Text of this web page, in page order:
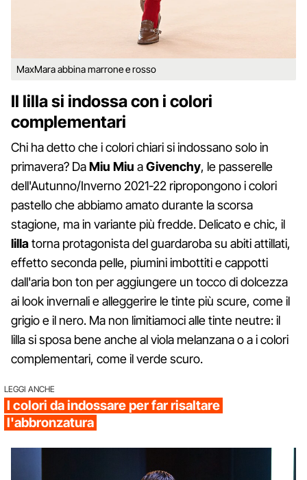
MaxMara abbina marrone e rosso
Il lilla si indossa con i colori
complementari
Chi ha detto che i colori chiari si indossano solo in
primavera? DaMiu Miu aGivenchy, le passerelle
dell'Autunno/Inverno 2021-22 ripropongono i colori
pastello che abbiamo amato durante la scorsa
stagione, ma in variante più fredde. Delicato e chic, il
lillatorna protagonista del guardaroba su abiti attillati,
effetto seconda pelle, piumini imbottiti e cappotti
dall'aria bon ton per aggiungere un tocco di dolcezza
ai look invernali e alleggerire le tinte più scure, come il
grigio e il nero. Ma non limitiamoci alle tinte neutre: il
lilla si sposa bene anche al viola melanzana o a i colori
complementari, come il verde scuro.
LEGGI ANCHE
I colori da indossare per far risaltare
l'abbronzatura